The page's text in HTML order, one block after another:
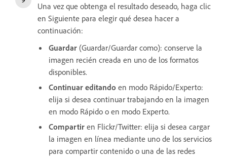
Una vez que obtenga el resultado deseado, haga clic
en Siguiente para elegir qué desea hacer a
continuación:
Guardar (Guardar/Guardar como): conserve la
imagen recién creada en uno de los formatos
disponibles.
Continuar editando en modo Rápido/Experto:
elija si desea continuar trabajando en la imagen
en modo Rápido o en modo Experto.
Compartir en Flickr/Twitter: elija si desea cargar
la imagen en línea mediante uno de los servicios
para compartir contenido o una de las redes